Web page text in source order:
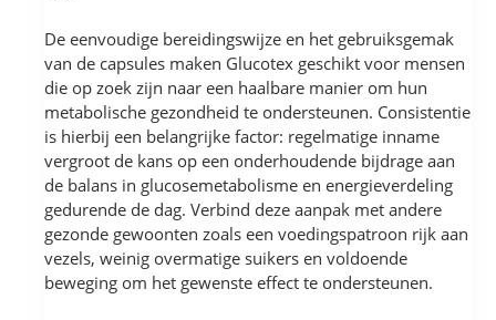
De eenvoudige bereidingswijze en het gebruiksgemak
van de capsules maken Glucotex geschikt voor mensen
die op zoek zijn naar een haalbare manier om hun
metabolische gezondheid te ondersteunen. Consistentie
is hierbij een belangrijke factor: regelmatige inname
vergroot de kans op een onderhoudende bijdrage aan
de balans in glucosemetabolisme en energieverdeling
gedurende de dag. Verbind deze aanpak met andere
gezonde gewoonten zoals een voedingspatroon rijk aan
vezels, weinig overmatige suikers en voldoende
beweging om het gewenste effect te ondersteunen.